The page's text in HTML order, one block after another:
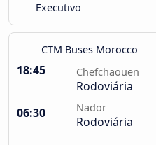
Executivo
CTM Buses Morocco
18:45 Chefchaouen
Rodoviária
06:30
Nador
Rodoviária